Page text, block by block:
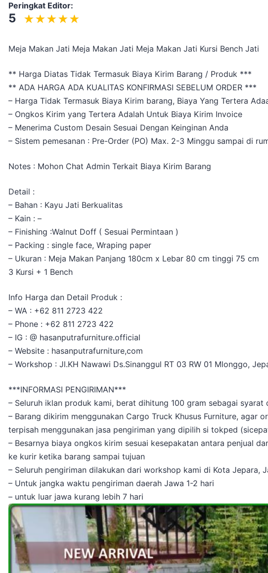
Peringkat Editor:
5
Meja Makan Jati Meja Makan Jati Meja Makan Jati Kursi Bench Jati
** Harga Diatas Tidak Termasuk Biaya Kirim Barang / Produk ***
** ADA HARGA ADA KUALITAS KONFIRMASI SEBELUM ORDER ***
– Harga Tidak Termasuk Biaya Kirim barang, Biaya Yang Tertera
– Ongkos Kirim yang Tertera Adalah Untuk Biaya Kirim Invoice
– Menerima Custom Desain Sesuai Dengan Keinginan Anda
– Sistem pemesanan : Pre-Order (PO) Max. 2-3 Minggu sampai di
Notes : Mohon Chat Admin Terkait Biaya Kirim Barang
Detail :
– Bahan : Kayu Jati Berkualitas
– Kain : –
– Finishing :Walnut Doff ( Sesuai Permintaan )
– Packing : single face, Wraping paper
– Ukuran : Meja Makan Panjang 180cm x Lebar 80 cm tinggi 75 cm
3 Kursi + 1 Bench
Info Harga dan Detail Produk :
– WA : +62 811 2723 422
– Phone : +62 811 2723 422
– IG : @ hasanputrafurniture.official
– Website : hasanputrafurniture,com
– Workshop : Jl.KH Nawawi Ds.Sinanggul RT 03 RW 01 Mlonggo,
***INFORMASI PENGIRIMAN***
– Seluruh iklan produk kami, berat dihitung 100 gram sebagai syarat
– Barang dikirim menggunakan Cargo Truck Khusus Furniture, agar
terpisah menggunakan jasa pengiriman yang dipilih si tokped
– Besarnya biaya ongkos kirim sesuai kesepakatan antara penjual
ke kurir ketika barang sampai tujuan
– Seluruh pengiriman dilakukan dari workshop kami di Kota Jepara,
– Untuk jangka waktu pengiriman daerah Jawa 1-2 hari
– untuk luar jawa kurang lebih 7 hari